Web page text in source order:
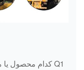
Q1 کدام محصول یا مارک تجاری شما در آن تخصص دارید؟